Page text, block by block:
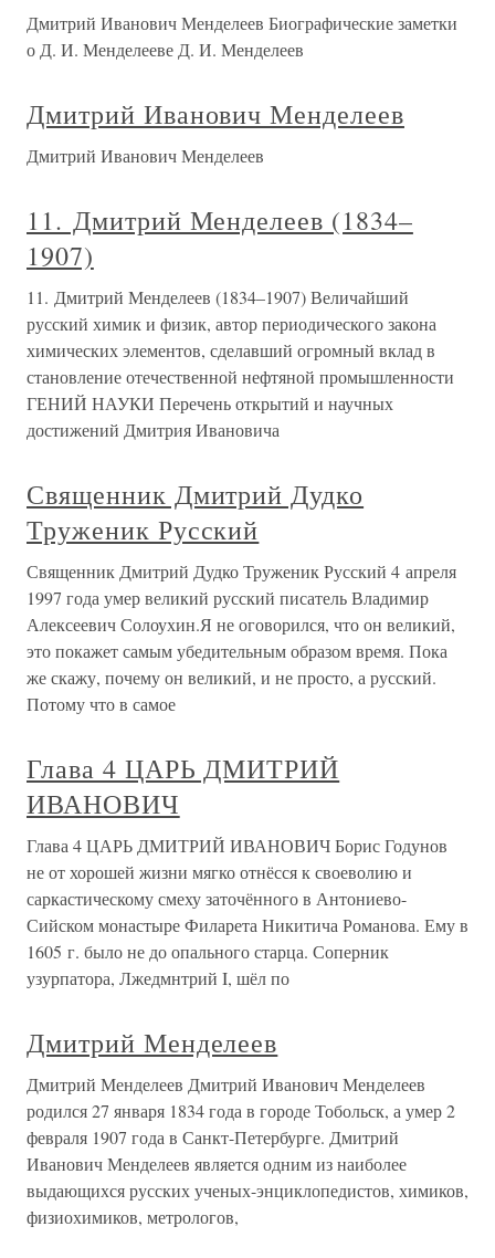
Дмитрий Иванович Менделеев Биографические заметки
о Д. И. Менделееве Д. И. Менделеев
Дмитрий Иванович Менделеев
Дмитрий Иванович Менделеев
11. Дмитрий Менделеев (1834–
1907)
11. Дмитрий Менделеев (1834–1907) Величайший
русский химик и физик, автор периодического закона
химических элементов, сделавший огромный вклад в
становление отечественной нефтяной промышленности
ГЕНИЙ НАУКИ Перечень открытий и научных
достижений Дмитрия Ивановича
Священник Дмитрий Дудко
Труженик Русский
Священник Дмитрий Дудко Труженик Русский 4 апреля
1997 года умер великий русский писатель Владимир
Алексеевич Солоухин.Я не оговорился, что он великий,
это покажет самым убедительным образом время. Пока
же скажу, почему он великий, и не просто, а русский.
Потому что в самое
Глава 4 ЦАРЬ ДМИТРИЙ
ИВАНОВИЧ
Глава 4 ЦАРЬ ДМИТРИЙ ИВАНОВИЧ Борис Годунов
не от хорошей жизни мягко отнёсся к своеволию и
саркастическому смеху заточённого в Антониево-
Сийском монастыре Филарета Никитича Романова. Ему в
1605 г. было не до опального старца. Соперник
узурпатора, Лжедмнтрий I, шёл по
Дмитрий Менделеев
Дмитрий Менделеев Дмитрий Иванович Менделеев
родился 27 января 1834 года в городе Тобольск, а умер 2
февраля 1907 года в Санкт-Петербурге. Дмитрий
Иванович Менделеев является одним из наиболее
выдающихся русских ученых-энциклопедистов, химиков,
физиохимиков, метрологов,